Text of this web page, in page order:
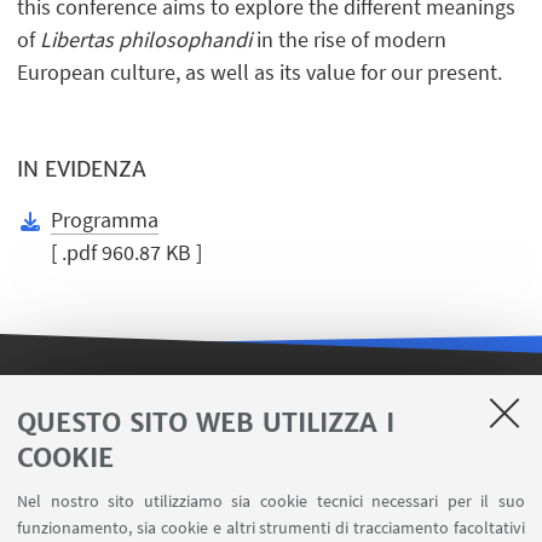
QUESTO SITO WEB UTILIZZA I
COOKIE
Nel nostro sito utilizziamo sia cookie tecnici necessari per il suo
funzionamento, sia cookie e altri strumenti di tracciamento facoltativi
this conference aims to explore the different meanings
ofLibertas philosophandiin the rise of modern
European culture, as well as its value for our present.
IN EVIDENZA
Programma
[ .pdf 960.87 KB ]
LINK UTILI
Area riservata FILO
U-Web Missioni